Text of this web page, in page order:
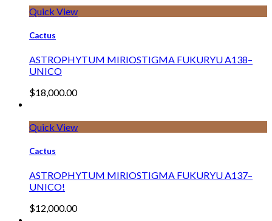
Quick View
Cactus
ASTROPHYTUM MIRIOSTIGMA FUKURYU A138–
UNICO
$18,000.00
Quick View
Cactus
ASTROPHYTUM MIRIOSTIGMA FUKURYU A137–
UNICO!
$12,000.00